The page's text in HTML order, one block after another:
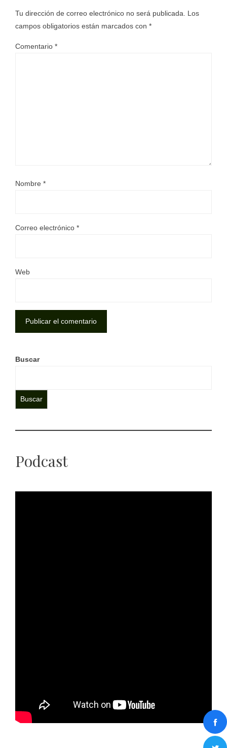
Tu dirección de correo electrónico no será publicada.
Los
campos obligatorios están marcados con *
Comentario *
Nombre *
Correo electrónico *
Web
Buscar
Buscar
Podcast